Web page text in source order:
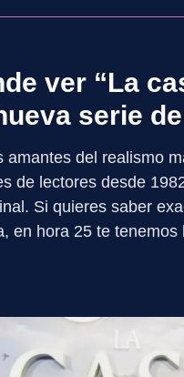
ver “La
serie
amantes del realismo
de lectores desde
Si quieres saber
en hora 25 te